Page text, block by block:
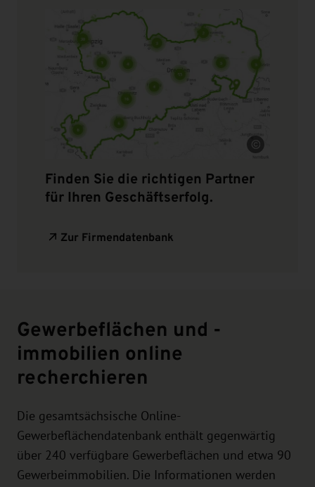
Finden Sie die richtigen Partner
für Ihren Geschäftserfolg.
Zur Firmendatenbank
Quelle
Gewerbeflächen und -
immobilien online
recherchieren
Die gesamtsächsische Online-
Gewerbeflächendatenbank enthält gegenwärtig
über 240 verfügbare Gewerbeflächen und etwa 90
Gewerbeimmobilien. Die Informationen werden